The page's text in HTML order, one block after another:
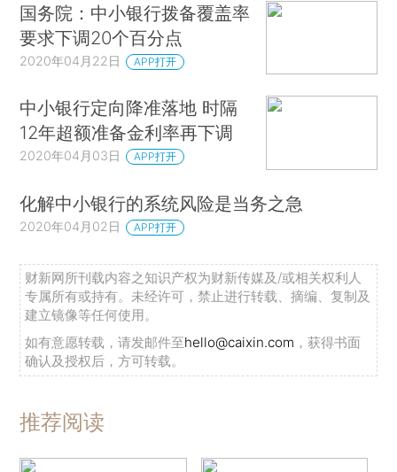
国务院：中小银行拨备覆盖率
要求下调20个百分点
2020年04月22日 APP打开
中小银行定向降准落地 时隔
12年超额准备金利率再下调
2020年04月03日 APP打开
化解中小银行的系统风险是当务之急
2020年04月02日 APP打开
财新网所刊载内容之知识产权为财新传媒及/或相关权利人
专属所有或持有。未经许可，禁止进行转载、摘编、复制及
建立镜像等任何使用。
如有意愿转载，请发邮件至hello@caixin.com ，获得书面
确认及授权后，方可转载。
推荐阅读